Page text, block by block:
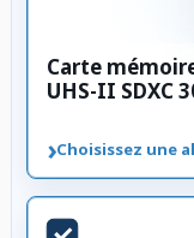
Carte
UHS-II SDXC
›Choisissez une